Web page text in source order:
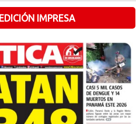
EDICIÓN IMPRESA